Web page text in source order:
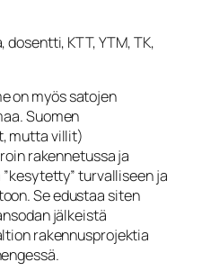
dosentti, KTT, YTM, TK,
on myös satojen
Suomen
mutta villit)
rakennetussa ja
turvalliseen ja
Se edustaa siten
jälkeistä
rakennusprojektia